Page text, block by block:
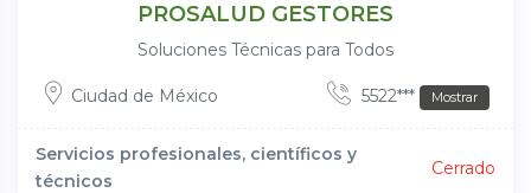
PROSALUD GESTORES
Soluciones Técnicas para Todos
Ciudad de México 5522*** Mostrar
Servicios profesionales, científicos y
técnicos
Cerrado